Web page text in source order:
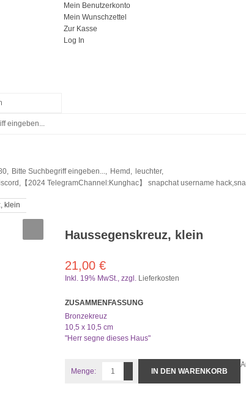
Mein Benutzerkonto
Mein Wunschzettel
Zur Kasse
Log In
Bitte Suchbegriff eingeben..., Hemd,
leuchter,
【2024 TelegramChannel:Kunghac】 snapchat username
klein
Haussegenskreuz, klein
21,00 €
Inkl. 19% MwSt., zzgl. Lieferkosten
ZUSAMMENFASSUNG
Bronzekreuz
10,5 x 10,5 cm
"Herr segne dieses Haus"
Menge: IN DEN WARENKORB